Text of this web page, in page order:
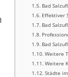
Bad
Effektiver
Bad
Bad
Weitere
Weitere
Städte